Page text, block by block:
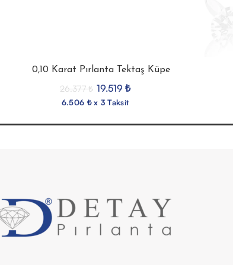
0,10 Karat Pırlanta Tektaş Küpe
26.377₺ 19.519 ₺
6.506 ₺ x 3 Taksit